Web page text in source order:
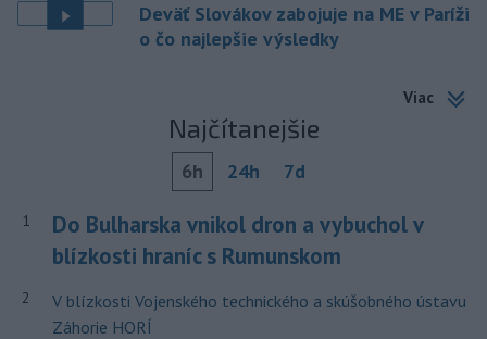
Deväť Slovákov zabojuje na ME v Paríži
o čo najlepšie výsledky
Viac
Najčítanejšie
6h 24h 7d
1
Do Bulharska vnikol dron a vybuchol v
blízkosti hraníc s Rumunskom
2
V blízkosti Vojenského technického a skúšobného ústavu
Záhorie HORÍ